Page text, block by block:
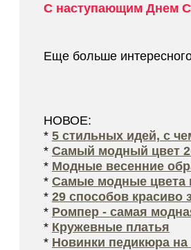
С наступающим Днем
Еще больше
НОВОЕ:
* 5 стильных идей, с
* Самый модный цвет
* Модные весенние
* Самые модные цвета
* 29 способов красиво
* Ромпер - самая
* Кружевные платья
* Новинки педикюра